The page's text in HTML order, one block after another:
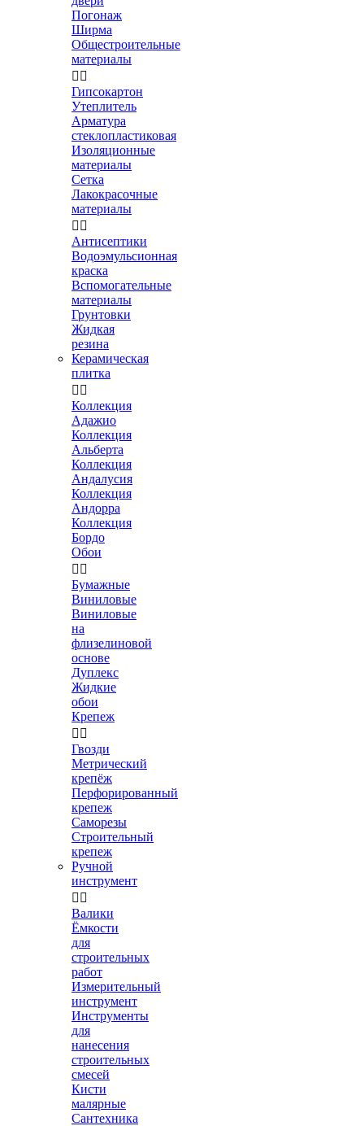
Погонаж
Ширма
Общестроительные
материалы
 
Гипсокартон
Утеплитель
Арматура
стеклопластиковая
Изоляционные
материалы
Сетка
Лакокрасочные
материалы
 
Антисептики
Водоэмульсионная
краска
Вспомогательные
материалы
Грунтовки
Жидкая
резина
Керамическая
плитка
 
Коллекция
Адажио
Коллекция
Альберта
Коллекция
Андалусия
Коллекция
Андорра
Коллекция
Бордо
Обои
 
Бумажные
Виниловые
Виниловые
на
флизелиновой
основе
Дуплекс
Жидкие
обои
Крепеж
 
Гвозди
Метрический
крепёж
Перфорированный
крепеж
Саморезы
Строительный
крепеж
Ручной
инструмент
 
Валики
Ёмкости
для
строительных
работ
Измерительный
инструмент
Инструменты
для
нанесения
строительных
смесей
Кисти
малярные
Сантехника